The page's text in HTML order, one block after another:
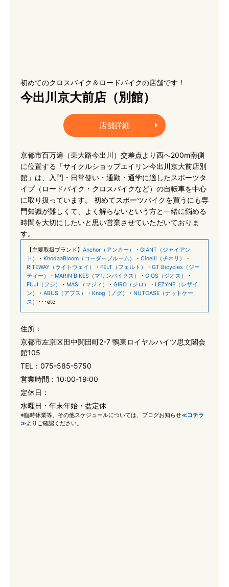
初めてのクロスバイク＆ロードバイクの店舗です！
今出川京大前店（別館）
店舗詳細
京都市百万遍（東大路今出川）交差点より西へ200m南側
に位置する「サイクルショップエイリン今出川京大前店別
館」は、入門・日常使い・通勤・通学に適したスポーツタ
イプ（ロードバイク・クロスバイクなど）の自転車を中心
に取り扱っています。 初めてスポーツバイクを買うにも専
門知識が難しくて、よく解らないという方と一緒に悩める
時間を大切にしたいと思い営業させていただいておりま
す。
【主要取扱ブランド】 Anchor（アンカー） ・ GIANT（ジャイアン
ト）
・ KhodaaBloom（コーダーブルーム） ・ Cinelli（チネリ）
・
RITEWAY（ライトウェイ）
・ FELT（フェルト） ・ GT Bicycles（ジー
ティー）
・ MARIN BIKES（マリンバイクス） ・ GIOS（ジオス）
・
FUJI（フジ）
・ MASI（マジィ） ・ GIRO（ジロ） ・ LEZYNE（レザイ
ン）
・ ABUS（アブス） ・ Knog（ノグ） ・ NUTCASE（ナットケー
ス）
･･･etc
住所：
京都市左京区田中関田町2-7 鴨東ロイヤルハイツ思文閣会
館105
TEL： 075-585-5750
営業時間： 10:00-19:00
定休日：
水曜日・年末年始・盆定休
※臨時休業等、その他スケジュールについては、ブログお知らせ≪コチラ
≫よりご確認ください。